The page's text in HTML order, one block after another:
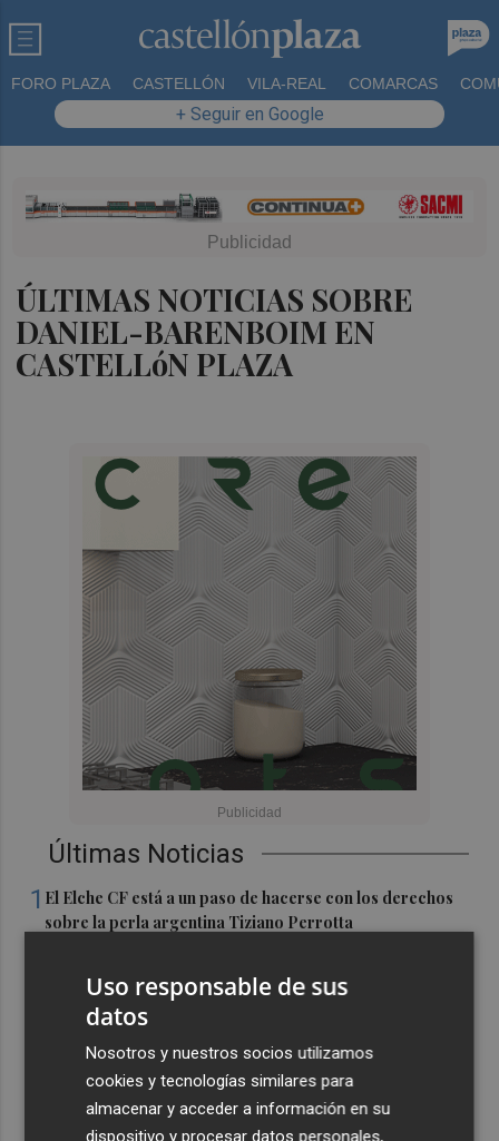
FORO PLAZA CASTELLÓN VILA-REAL COMARCAS
+ Seguir en Google
ÚLTIMAS NOTICIAS SOBRE
DANIEL-BARENBOIM EN
CASTELLóN PLAZA
Últimas Noticias
1 El Elche CF está a un paso de hacerse con los derechos
sobre la perla argentina Tiziano Perrotta
que irán con sus selecciones en las ventanas FIBA
La Región de Murcia es la cuarta provincia que más
exporta a África: Marruecos, el primer destino
La Región de Murcia celebra la Semana de la Juventud
con cinco días de actividades
Uso responsable de sus
datos
Nosotros y nuestros socios utilizamos
cookies y tecnologías similares para
almacenar y acceder a información en su
dispositivo y procesar datos personales,